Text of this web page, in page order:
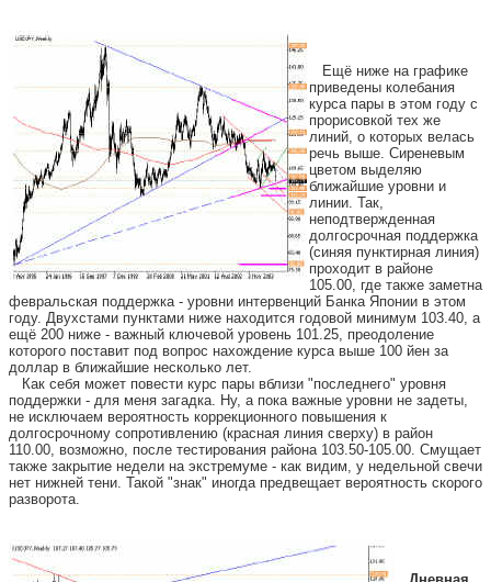
Ещё ниже на графике
приведены колебания
курса пары в этом году с
прорисовкой тех же
линий, о которых велась
речь выше. Сиреневым
цветом выделяю
ближайшие уровни и
линии. Так,
неподтвержденная
долгосрочная поддержка
(синяя пунктирная линия)
проходит в районе
105.00, где также заметна
февральская поддержка - уровни интервенций Банка Японии в этом
году. Двухстами пунктами ниже находится годовой минимум 103.40, а
ещё 200 ниже - важный ключевой уровень 101.25, преодоление
которого поставит под вопрос нахождение курса выше 100 йен за
доллар в ближайшие несколько лет.
Как себя может повести курс пары вблизи "последнего" уровня
поддержки - для меня загадка. Ну, а пока важные уровни не задеты,
не исключаем вероятность коррекционного повышения к
долгосрочному сопротивлению (красная линия сверху) в район
110.00, возможно, после тестирования района 103.50-105.00. Смущает
также закрытие недели на экстремуме - как видим, у недельной свечи
нет нижней тени. Такой "знак" иногда предвещает вероятность скорого
разворота.